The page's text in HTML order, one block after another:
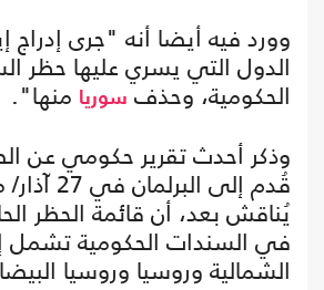
وورد فيه أيضا أنه "جرى إدراج
الدول التي يسري عليها حظر
الحكومية، وحذفسوريا منها".
وذكر أحدث تقرير حكومي عن
قُدم إلى
يُناقش بعد، أن قائمة الحظر
في السندات الحكومية تشمل
الشمالية وروسيا وروسيا